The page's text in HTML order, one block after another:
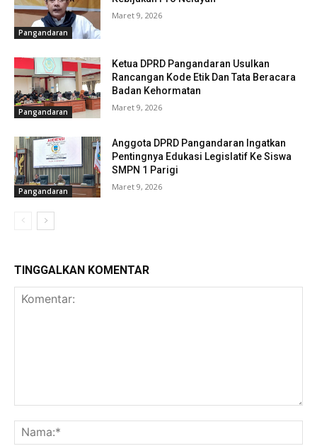
Pangandaran
Maret 9, 2026
Pangandaran
Ketua DPRD Pangandaran Usulkan
Rancangan Kode Etik Dan Tata Beracara
Badan Kehormatan
Maret 9, 2026
Pangandaran
Anggota DPRD Pangandaran Ingatkan
Pentingnya Edukasi Legislatif Ke Siswa
SMPN 1 Parigi
Maret 9, 2026
TINGGALKAN KOMENTAR